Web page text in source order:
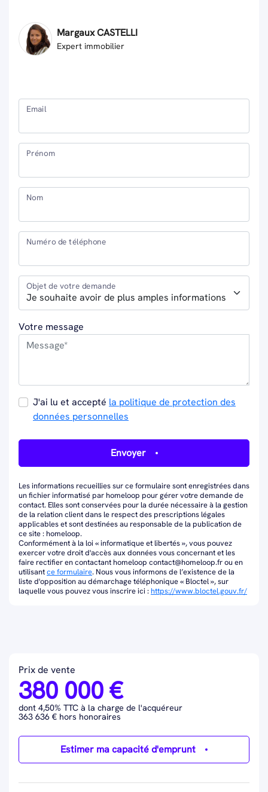
Margaux CASTELLI
Expert immobilier
Email
Prénom
Nom
Numéro de téléphone
Objet de votre demande
Votre message
J'ai lu et accepté la politique de protection des
données personnelles
Envoyer
Les informations recueillies sur ce formulaire sont enregistrées dans
un fichier informatisé par homeloop pour gérer votre demande de
contact. Elles sont conservées pour la durée nécessaire à la gestion
de la relation client dans le respect des prescriptions légales
applicables et sont destinées au responsable de la publication de
ce site : homeloop.
Conformément à la loi « informatique et libertés », vous pouvez
exercer votre droit d'accès aux données vous concernant et les
faire rectifier en contactant homeloop contact@homeloop.fr ou en
utilisantce formulaire. Nous vous informons de l’existence de la
liste d'opposition au démarchage téléphonique « Bloctel », sur
laquelle vous pouvez vous inscrire ici : https://www.bloctel.gouv.fr/
Prix de vente
380 000 €
dont 4,50% TTC à la charge de l'acquéreur
363 636 € hors honoraires
Estimer ma capacité d'emprunt